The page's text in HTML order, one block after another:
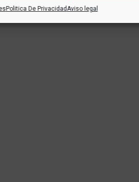
Politica De PrivacidadAviso legal